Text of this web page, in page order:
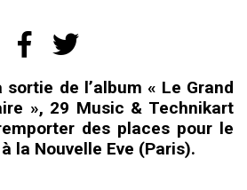
sortie de l’album « Le Grand
», 29 Music & Technikart
des places pour le
la Nouvelle Eve (Paris).